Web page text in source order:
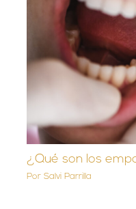
¿Qué son los
PorSalvi Parrilla